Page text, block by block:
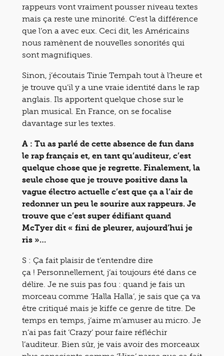
rappeurs vont vraiment pousser niveau textes
mais ça reste une minorité. C’est la différence
que l’on a avec eux. Ceci dit, les Américains
nous ramènent de nouvelles sonorités qui
sont magnifiques.
Sinon, j’écoutais Tinie Tempah tout à l’heure et
je trouve qu’il y a une vraie identité dans le rap
anglais. Ils apportent quelque chose sur le
plan musical. En France, on se focalise
davantage sur les textes.
A : Tu as parlé de cette absence de fun dans
le rap français et, en tant qu’auditeur, c’est
quelque chose que je regrette. Finalement, la
seule chose que je trouve positive dans la
vague électro actuelle c’est que ça a l’air de
redonner un peu le sourire aux rappeurs. Je
trouve que c’est super édifiant quand
McTyer dit « fini de pleurer, aujourd’hui je
ris »…
S : Ça fait plaisir de t’entendre dire
ça ! Personnellement, j’ai toujours été dans ce
délire. Je ne suis pas fou : quand je fais un
morceau comme ‘Halla Halla’, je sais que ça va
être critiqué mais je kiffe ce genre de titre. De
temps en temps, j’aime m’amuser au micro. Je
n’ai pas fait ‘Crazy’ pour faire réfléchir
l’auditeur. Bien sûr, je vais avoir des morceaux